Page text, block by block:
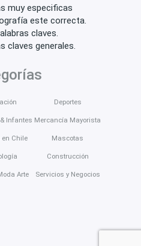
muy especificas
este correcta.
claves.
claves generales.
Infantes
en Chile
Arte
Deportes
Mercancía Mayorista
Mascotas
Construcción
Servicios y Negocios